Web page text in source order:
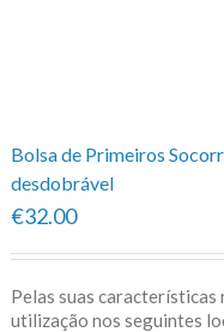
Bolsa de Primeiros
desdobrável
€32.00
Pelas suas características
utilização nos seguintes